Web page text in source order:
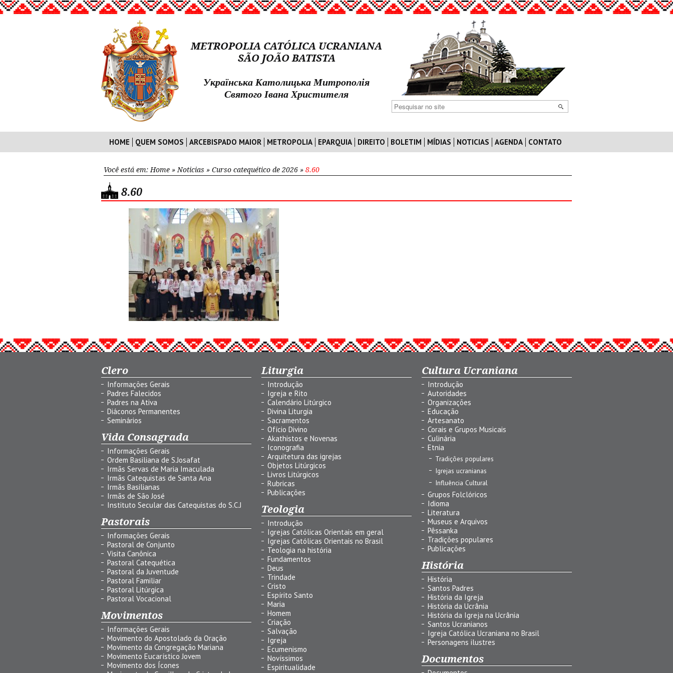
METROPOLIA CATÓLICA UCRANIANA
SÃO JOÃO BATISTA
Українська Католицька Митрополія
Святого Івана Христителя
HOME QUEM SOMOS ARCEBISPADO MAIOR METROPOLIA EPARQUIA DIREITO BOLETIM MÍDIAS NOTICIAS AGENDA CONTATO
Você está em: Home » Noticias » Curso catequético de 2026 » 8.60
8.60
Clero
Informações Gerais
Padres Falecidos
Padres na Ativa
Diáconos Permanentes
Seminários
Vida Consagrada
Informações Gerais
Ordem Basiliana de S.Josafat
Irmãs Servas de Maria Imaculada
Irmãs Catequistas de Santa Ana
Irmãs Basilianas
Irmãs de São José
Instituto Secular das Catequistas do S.C.J
Pastorais
Informações Gerais
Pastoral de Conjunto
Visita Canônica
Pastoral Catequética
Pastoral da Juventude
Pastoral Familiar
Pastoral Litúrgica
Pastoral Vocacional
Movimentos
Informações Gerais
Movimento do Apostolado da Oração
Movimento da Congregação Mariana
Movimento Eucarístico Jovem
Movimento dos Ícones
Liturgia
Introdução
Igreja e Rito
Calendário Litúrgico
Divina Liturgia
Sacramentos
Ofício Divino
Akathistos e Novenas
Iconografia
Arquitetura das igrejas
Objetos Litúrgicos
Livros Litúrgicos
Rubricas
Publicações
Teologia
Introdução
Igrejas Católicas Orientais em geral
Igrejas Católicas Orientais no Brasil
Teologia na história
Fundamentos
Deus
Trindade
Cristo
Espírito Santo
Maria
Homem
Criação
Salvação
Igreja
Ecumenismo
Novíssimos
Espiritualidade
Cultura Ucraniana
Introdução
Autoridades
Organizações
Educação
Artesanato
Corais e Grupos Musicais
Culinária
Etnia
Tradições populares
Igrejas ucranianas
Influência Cultural
Grupos Folclóricos
Idioma
Literatura
Museus e Arquivos
Pêssanka
Tradições populares
Publicações
História
História
Santos Padres
História da Igreja
História da Ucrânia
História da Igreja na Ucrânia
Santos Ucranianos
Igreja Católica Ucraniana no Brasil
Personagens ilustres
Documentos